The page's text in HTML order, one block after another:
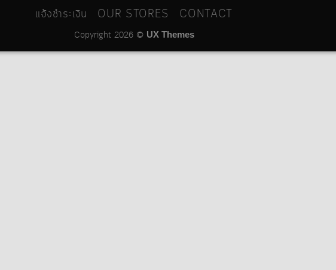
แจ้งชำระเงิน OUR STORES CONTACT
Copyright 2026 © UX Themes